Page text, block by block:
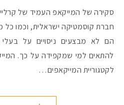
סקירה של המייקאפ העמיד של קרליין ושפתונים נוזליים. קרליין היא
חברת קוסמטיקה ישראלית, וכמו כל
הם לא מבצעים ניסויים על בעלי
להתאים למי שמקפידה על כך.
לקטגוריית המייקאפים…